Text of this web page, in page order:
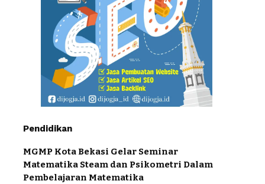
Pendidikan
MGMP Kota Bekasi Gelar Seminar
Matematika Steam dan Psikometri Dalam
Pembelajaran Matematika